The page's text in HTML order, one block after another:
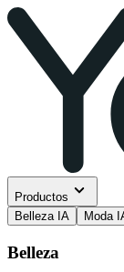
Productos
Belleza IA
Moda
Belleza